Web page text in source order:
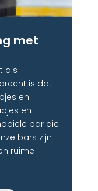
met
als
is dat
en
en
bar die
bars zijn
ruime